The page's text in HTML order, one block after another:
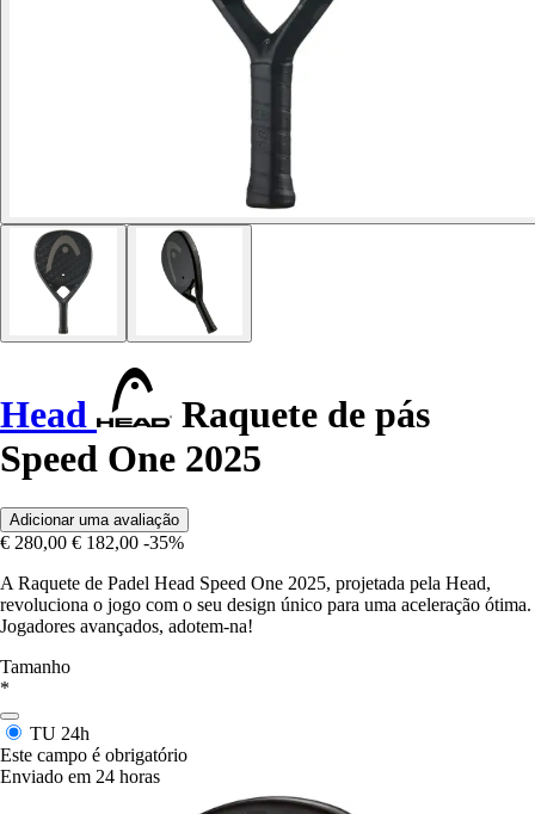
Head
Raquete de pás
Speed One 2025
Adicionar uma avaliação
€ 280,00 € 182,00 -35%
A Raquete de Padel Head Speed One 2025, projetada pela Head,
revoluciona o jogo com o seu design único para uma aceleração ótima.
Jogadores avançados, adotem-na!
Tamanho
*
TU 24h
Este campo é obrigatório
Enviado em 24 horas